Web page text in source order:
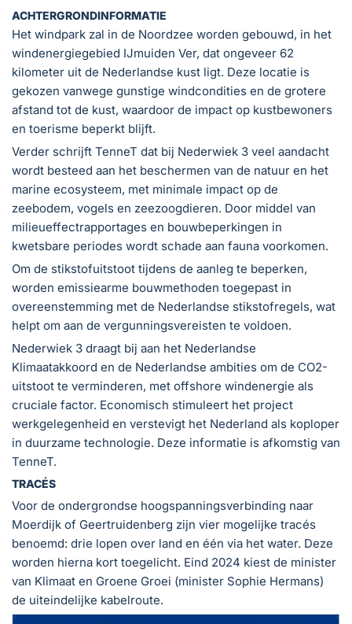
ACHTERGRONDINFORMATIE
Het windpark zal in de Noordzee worden gebouwd, in het
windenergiegebied IJmuiden Ver, dat ongeveer 62
kilometer uit de Nederlandse kust ligt. Deze locatie is
gekozen vanwege gunstige windcondities en de grotere
afstand tot de kust, waardoor de impact op kustbewoners
en toerisme beperkt blijft.
Verder schrijft TenneT dat bij Nederwiek 3 veel aandacht
wordt besteed aan het beschermen van de natuur en het
marine ecosysteem, met minimale impact op de
zeebodem, vogels en zeezoogdieren. Door middel van
milieueffectrapportages en bouwbeperkingen in
kwetsbare periodes wordt schade aan fauna voorkomen.
Om de stikstofuitstoot tijdens de aanleg te beperken,
worden emissiearme bouwmethoden toegepast in
overeenstemming met de Nederlandse stikstofregels, wat
helpt om aan de vergunningsvereisten te voldoen.
Nederwiek 3 draagt bij aan het Nederlandse
Klimaatakkoord en de Nederlandse ambities om de CO2-
uitstoot te verminderen, met offshore windenergie als
cruciale factor. Economisch stimuleert het project
werkgelegenheid en verstevigt het Nederland als koploper
in duurzame technologie. Deze informatie is afkomstig van
TenneT.
TRACÉS
Voor de ondergrondse hoogspanningsverbinding naar
Moerdijk of Geertruidenberg zijn vier mogelijke tracés
benoemd: drie lopen over land en één via het water. Deze
worden hierna kort toegelicht. Eind 2024 kiest de minister
van Klimaat en Groene Groei (minister Sophie Hermans)
de uiteindelijke kabelroute.